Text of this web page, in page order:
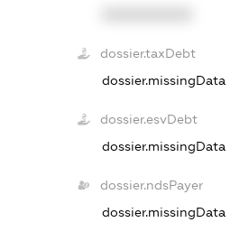
dossier.taxDebt
dossier.missingData
dossier.esvDebt
dossier.missingData
dossier.ndsPayer
dossier.missingData